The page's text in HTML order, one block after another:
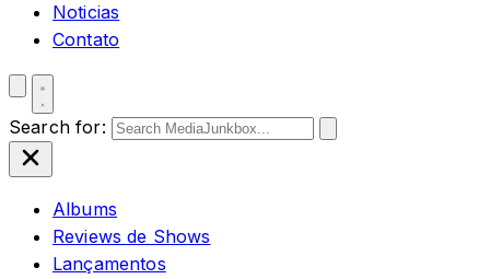
Noticias
Contato
Search for:
Albums
Reviews de Shows
Lançamentos